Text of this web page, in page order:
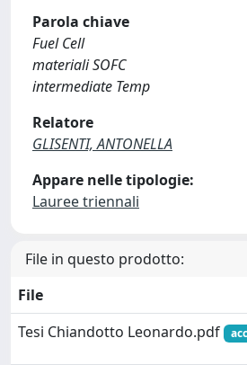
Parola chiave
Fuel Cell
materiali SOFC
intermediate Temp
Relatore
GLISENTI, ANTONELLA
Appare nelle tipologie:
Lauree triennali
File in questo prodotto:
File
Tesi Chiandotto Leonardo.pdf